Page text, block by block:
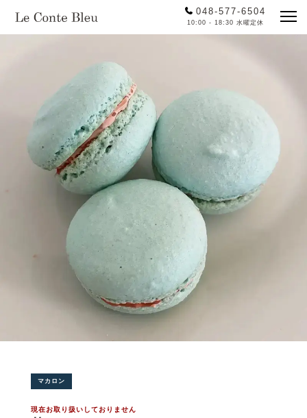
048-577-6504
10:00 - 18:30 水曜定休
マカロン
現在お取り扱いしておりません